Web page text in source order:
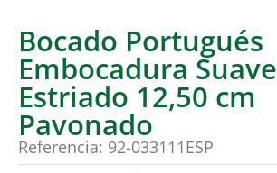
Bocado Portugués
Embocadura Suave
Estriado 12,50 cm
Pavonado
Referencia: 92-033111ESP